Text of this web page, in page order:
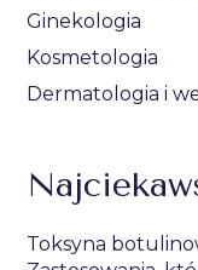
Ginekologia
Kosmetologia
Dermatologia i
Toksyna